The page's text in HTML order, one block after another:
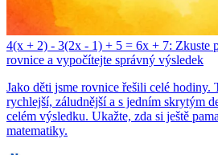
4(x + 2) - 3(2x - 1) + 5 = 6x + 7: Zkuste
rovnice a vypočítejte správný výsledek
Jako děti jsme rovnice řešili celé hodiny.
rychlejší, záludnější a s jedním skrytým
celém výsledku. Ukažte, zda si ještě
matematiky.